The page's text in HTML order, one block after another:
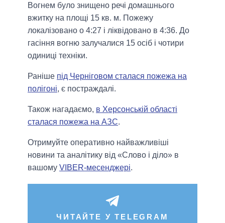
Вогнем було знищено речі домашнього
вжитку на площі 15 кв. м. Пожежу
локалізовано о 4:27 і ліквідовано в 4:36. До
гасіння вогню залучалися 15 осіб і чотири
одиниці техніки.
Раніше під Черніговом сталася пожежа на
полігоні, є постраждалі.
Також нагадаємо, в Херсонській області
сталася пожежа на АЗС.
Отримуйте оперативно найважливіші
новини та аналітику від «Слово і діло» в
вашому VIBER-месенджері.
ЧИТАЙТЕ У TELEGRAM